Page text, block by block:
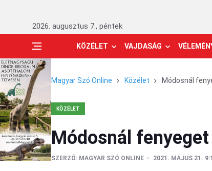
2026. augusztus 7., péntek
KÖZÉLET VAJDASÁG
Magyar Szó Online Közélet Módosnál
KÖZÉLET
Módosnál fenyeget
SZERZŐ: MAGYAR SZÓ ONLINE 2021. MÁJUS 21.